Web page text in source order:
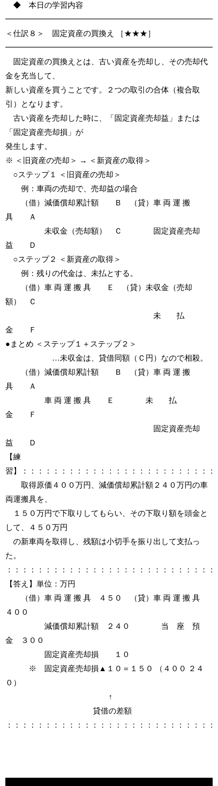
◆ 本日の学習内容
＜仕訳８＞ 固定資産の買換え ［★★★］
固定資産の買換えとは、古い資産を売却し、その売却代
金を充当して、
新しい資産を買うことです。２つの取引の合体（複合取
引）となります。
古い資産を売却した時に、「固定資産売却益」または
「固定資産売却損」が
発生します。
※ ＜旧資産の売却＞ → ＜新資産の取得＞
○ステップ１ ＜旧資産の売却＞
例：車両の売却で、売却益の場合
（借）減価償却累計額 Ｂ （貸）車 両 運 搬
具 Ａ
未収金（売却額） Ｃ 固定資産売却
益 Ｄ
○ステップ２ ＜新資産の取得＞
例：残りの代金は、未払とする。
（借）車 両 運 搬 具 Ｅ （貸）未収金（売却
額） Ｃ
未 払
金 Ｆ
●まとめ ＜ステップ１＋ステップ２＞
…未収金は、貸借同額（Ｃ円）なので相殺。
（借）減価償却累計額 Ｂ （貸）車 両 運 搬
具 Ａ
車 両 運 搬 具 Ｅ 未 払
金 Ｆ
固定資産売却
益 Ｄ
【練
習】：：：：：：：：：：：：：：：：：：：：：：：：
取得原価４００万円、減価償却累計額２４０万円の車
両運搬具を、
１５０万円で下取りしてもらい、その下取り額を頭金と
して、４５０万円
の新車両を取得し、残額は小切手を振り出して支払っ
た。
：：：：：：：：：：：：：：：：：：：：：：：：：：
【答え】単位：万円
（借）車 両 運 搬 具 ４５０ （貸）車 両 運 搬 具
４００
減価償却累計額 ２４０ 当 座 預
金 ３００
固定資産売却損 １０
※ 固定資産売却損▲１０＝１５０ （４００ ２４
０）
↑
貸借の差額
：：：：：：：：：：：：：：：：：：：：：：：：：：